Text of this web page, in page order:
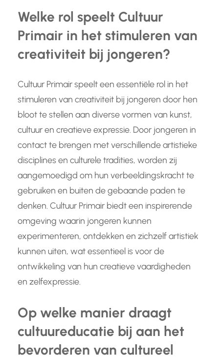
Welke rol speelt Cultuur
Primair in het stimuleren van
creativiteit bij jongeren?
Cultuur Primair speelt een essentiële rol in het
stimuleren van creativiteit bij jongeren door hen
bloot te stellen aan diverse vormen van kunst,
cultuur en creatieve expressie. Door jongeren in
contact te brengen met verschillende artistieke
disciplines en culturele tradities, worden zij
aangemoedigd om hun verbeeldingskracht te
gebruiken en buiten de gebaande paden te
denken. Cultuur Primair biedt een inspirerende
omgeving waarin jongeren kunnen
experimenteren, ontdekken en zichzelf artistiek
kunnen uiten, wat essentieel is voor de
ontwikkeling van hun creatieve vaardigheden
en zelfexpressie.
Op welke manier draagt
cultuureducatie bij aan het
bevorderen van cultureel